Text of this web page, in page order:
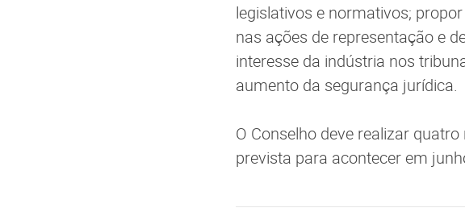
legislativos e normativos;
nas ações de representação e
interesse da indústria nos
aumento da segurança jurídica.
O Conselho deve realizar
prevista para acontecer em